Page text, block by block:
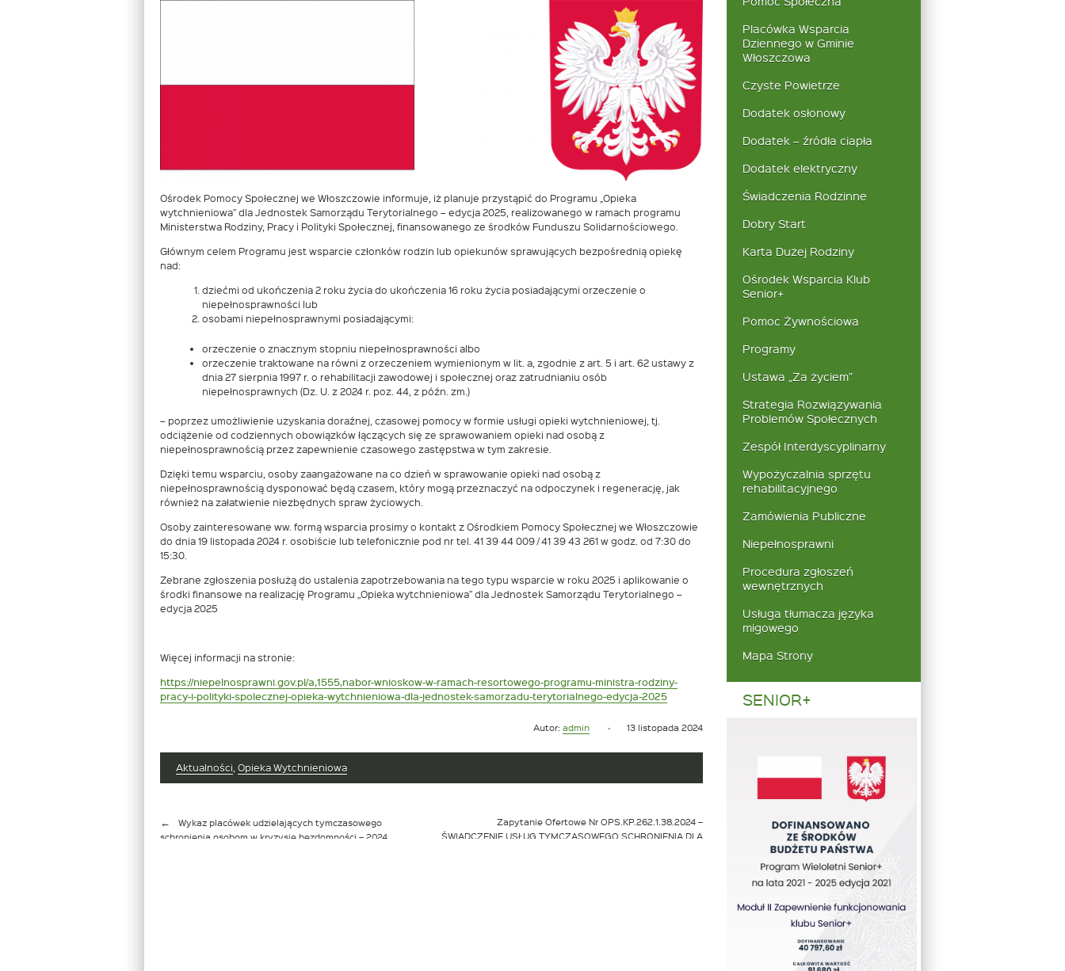
Ośrodek Pomocy Społecznej we Włoszczowie informuje, iż planuje przystąpić do Programu „Opieka
wytchnieniowa” dla Jednostek Samorządu Terytorialnego – edycja 2025, realizowanego w ramach programu
Ministerstwa Rodziny, Pracy i Polityki Społecznej, finansowanego ze środków Funduszu Solidarnościowego.
Głównym celem Programu jest wsparcie członków rodzin lub opiekunów sprawujących bezpośrednią opiekę
nad:
dziećmi od ukończenia 2 roku życia do ukończenia 16 roku życia posiadającymi orzeczenie o
niepełnosprawności lub
osobami niepełnosprawnymi posiadającymi:
orzeczenie o znacznym stopniu niepełnosprawności albo
orzeczenie traktowane na równi z orzeczeniem wymienionym w lit. a, zgodnie z art. 5 i art. 62 ustawy z
dnia 27 sierpnia 1997 r. o rehabilitacji zawodowej i społecznej oraz zatrudnianiu osób
niepełnosprawnych (Dz. U. z 2024 r. poz. 44, z późn. zm.)
– poprzez umożliwienie uzyskania doraźnej, czasowej pomocy w formie usługi opieki wytchnieniowej, tj.
odciążenie od codziennych obowiązków łączących się ze sprawowaniem opieki nad osobą z
niepełnosprawnością przez zapewnienie czasowego zastępstwa w tym zakresie.
Dzięki temu wsparciu, osoby zaangażowane na co dzień w sprawowanie opieki nad osobą z
niepełnosprawnością dysponować będą czasem, który mogą przeznaczyć na odpoczynek i regenerację, jak
również na załatwienie niezbędnych spraw życiowych.
Osoby zainteresowane ww. formą wsparcia prosimy o kontakt z Ośrodkiem Pomocy Społecznej we Włoszczowie
do dnia 19 listopada 2024 r. osobiście lub telefonicznie pod nr tel. 41 39 44 009 / 41 39 43 261 w godz. od 7:30 do
15:30.
Zebrane zgłoszenia posłużą do ustalenia zapotrzebowania na tego typu wsparcie w roku 2025 i aplikowanie o
środki finansowe na realizację Programu „Opieka wytchnieniowa” dla Jednostek Samorządu Terytorialnego –
edycja 2025
Więcej informacji na stronie:
https://niepelnosprawni.gov.pl/a,1555,nabor-wnioskow-w-ramach-resortowego-programu-ministra-rodziny-
pracy-i-polityki-spolecznej-opieka-wytchnieniowa-dla-jednostek-samorzadu-terytorialnego-edycja-2025
Autor: adminOpublikowano
dniu
13 listopada 2024
Aktualności,Opieka Wytchnieniowa
Nawigacja
wpisu
Wykaz placówek udzielających tymczasowego
schronienia osobom w kryzysie bezdomności – 2024
Zapytanie Ofertowe Nr OPS.KP.262.1.38.2024 –
„ŚWIADCZENIE USŁUG TYMCZASOWEGO SCHRONIENIA DLA
Placówka Wsparcia
Dziennego w Gminie
Włoszczowa
Czyste Powietrze
Dodatek osłonowy
Dodatek – źródła ciapła
Dodatek elektryczny
Świadczenia Rodzinne
Dobry Start
Karta Dużej Rodziny
Ośrodek Wsparcia Klub
Senior+
Pomoc Żywnościowa
Programy
Ustawa „Za życiem”
Strategia Rozwiązywania
Problemów Społecznych
Zespół Interdyscyplinarny
Wypożyczalnia sprzętu
rehabilitacyjnego
Zamówienia Publiczne
Niepełnosprawni
Procedura zgłoszeń
wewnętrznych
Usługa tłumacza języka
migowego
Mapa Strony
SENIOR+